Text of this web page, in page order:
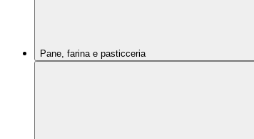
Pane, farina e pasticceria